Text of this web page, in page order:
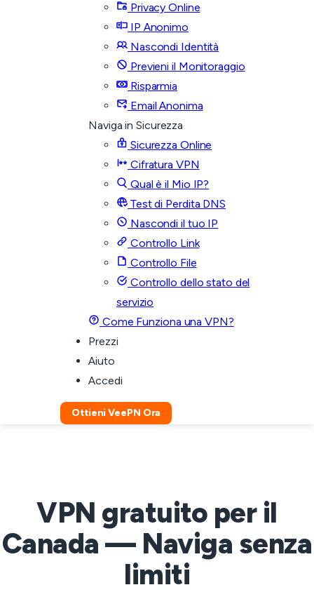
Privacy Online
IP Anonimo
Nascondi Identità
Previeni il Monitoraggio
Risparmia
Email Anonima
Naviga in Sicurezza
Sicurezza Online
Cifratura VPN
Qual è il Mio IP?
Test di Perdita DNS
Nascondi il tuo IP
Controllo Link
Controllo File
Controllo dello stato del
servizio
Come Funziona una VPN?
Prezzi
Aiuto
Accedi
Ottieni VeePN Ora
VPN gratuito per il
Canada — Naviga senza
limiti